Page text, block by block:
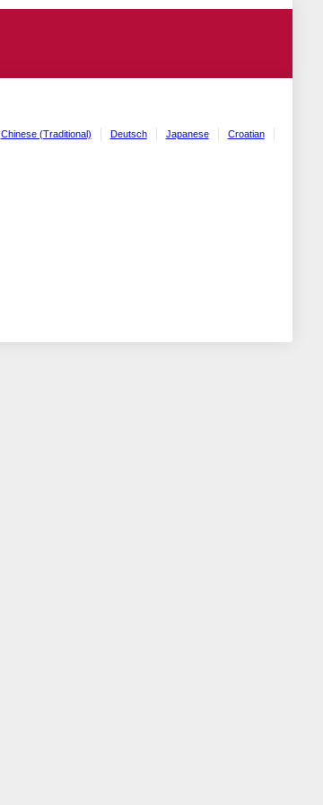
Chinese (Traditional) Deutsch Japanese
Croatian